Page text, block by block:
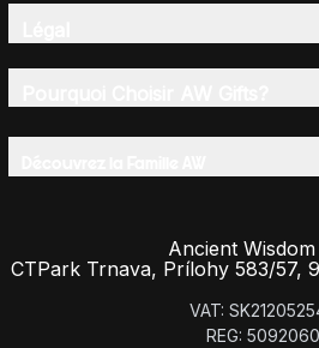
Ancient Wisdom
CTPark Trnava, Prílohy 583/57,
VAT:
REG: